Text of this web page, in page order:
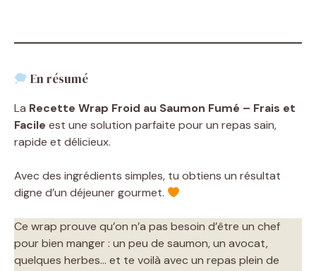
En résumé
La Recette Wrap Froid au Saumon Fumé – Frais et
Facile est une solution parfaite pour un repas sain,
rapide et délicieux.
Avec des ingrédients simples, tu obtiens un résultat
digne d’un déjeuner gourmet.
Ce wrap prouve qu’on n’a pas besoin d’être un chef
pour bien manger : un peu de saumon, un avocat,
quelques herbes… et te voilà avec un repas plein de